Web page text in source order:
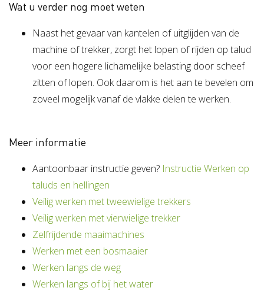
Wat u verder nog moet weten
Naast het gevaar van kantelen of uitglijden van de
machine of trekker, zorgt het lopen of rijden op talud
voor een hogere lichamelijke belasting door scheef
zitten of lopen. Ook daarom is het aan te bevelen om
zoveel mogelijk vanaf de vlakke delen te werken.
Meer informatie
Aantoonbaar instructie geven? Instructie Werken op
taluds en hellingen
Veilig werken met tweewielige trekkers
Veilig werken met vierwielige trekker
Zelfrijdende maaimachines
Werken met een bosmaaier
Werken langs de weg
Werken langs of bij het water